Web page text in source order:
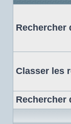
Rechercher
Classer les
Rechercher